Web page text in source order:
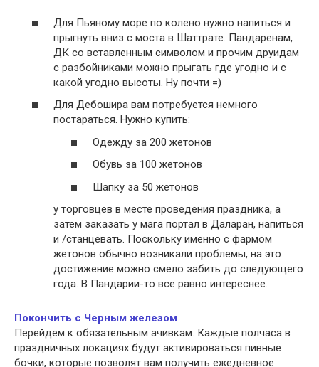
Для Пьяному море по колено нужно напиться и
прыгнуть вниз с моста в Шаттрате. Пандаренам,
ДК со вставленным символом и прочим друидам
с разбойниками можно прыгать где угодно и с
какой угодно высоты. Ну почти =)
Для Дебошира вам потребуется немного
постараться. Нужно купить:
Одежду за 200 жетонов
Обувь за 100 жетонов
Шапку за 50 жетонов
у торговцев в месте проведения праздника, а
затем заказать у мага портал в Даларан, напиться
и /станцевать. Поскольку именно с фармом
жетонов обычно возникали проблемы, на это
достижение можно смело забить до следующего
года. В Пандарии-то все равно интереснее.
Покончить с Черным железом
Перейдем к обязательным ачивкам. Каждые полчаса в
праздничных локациях будут активироваться пивные
бочки, которые позволят вам получить ежедневное